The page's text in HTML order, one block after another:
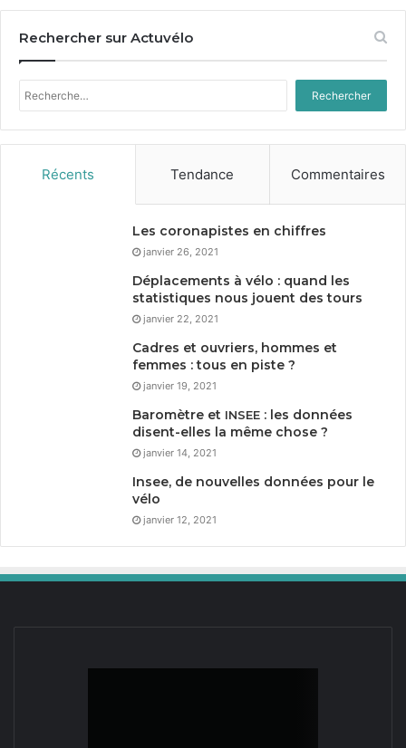
Rechercher sur Actuvélo
Rechercher :
Récents Tendance Commentaires
Les coronapistes en chiffres
janvier 26, 2021
Déplacements à vélo : quand les
statistiques nous jouent des tours
janvier 22, 2021
Cadres et ouvriers, hommes et
femmes : tous en piste ?
janvier 19, 2021
Baromètre et INSEE : les données
disent-elles la même chose ?
janvier 14, 2021
Insee, de nouvelles données pour le
vélo
janvier 12, 2021